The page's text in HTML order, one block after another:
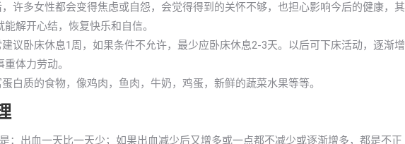
许多女性都会变得焦虑或自怨，会觉得得到的关怀不够，也担心影响今后的健康，其
解开心结，恢复快乐和自信。
议卧床休息1周，如果条件不允许，最少应卧床休息2-3天。以后可下床活动，逐渐增
体力劳动。
白质的食物，像鸡肉，鱼肉，牛奶，鸡蛋，新鲜的蔬菜水果等等。
：出血一天比一天少；如果出血减少后又增多或一点都不减少或逐渐增多，都是不正